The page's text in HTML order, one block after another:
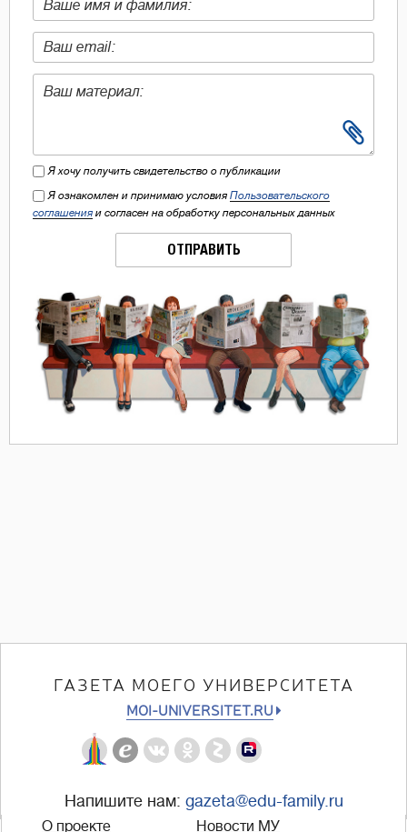
Я хочу получить свидетельство о публикации
Я ознакомлен и принимаю условия Пользовательского
соглашения и согласен на обработку персональных данных
ОТПРАВИТЬ
ГАЗЕТА МОЕГО УНИВЕРСИТЕТА
MOI-UNIVERSITET.RU
Напишите нам: gazeta@edu-family.ru
О проекте
Новости МУ